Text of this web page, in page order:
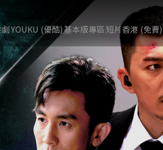
YOUKU (優酷)基本版專區短片香港 (免費)